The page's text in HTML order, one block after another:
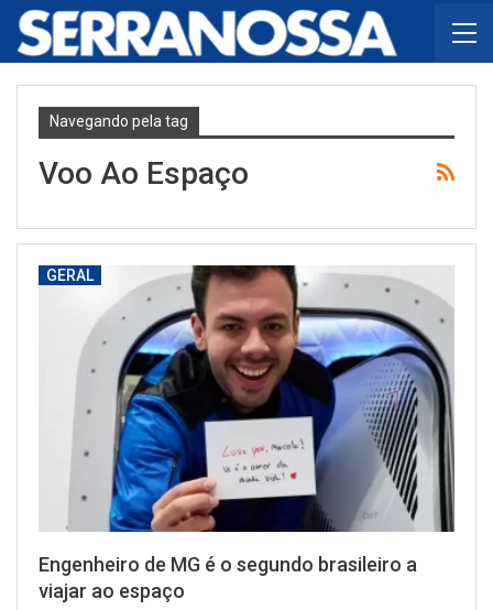
Navegando pela tag
Voo Ao Espaço
GERAL
Engenheiro de MG é o segundo brasileiro a
viajar ao espaço